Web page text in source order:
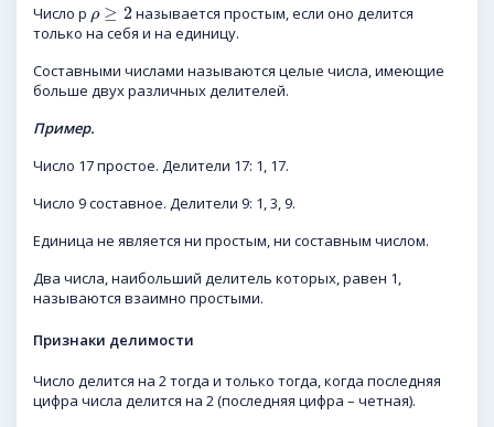
Число p ρ ≥ 2называется простым, если оно делится
только на себя и на единицу.
Составными числами называются целые числа, имеющие
больше двух различных делителей.
Пример.
Число 17 простое. Делители 17: 1, 17.
Число 9 составное. Делители 9: 1, 3, 9.
Единица не является ни простым, ни составным числом.
Два числа, наибольший делитель которых, равен 1,
называются взаимно простыми.
Признаки делимости
Число делится на 2 тогда и только тогда, когда последняя
цифра числа делится на 2 (последняя цифра – четная).